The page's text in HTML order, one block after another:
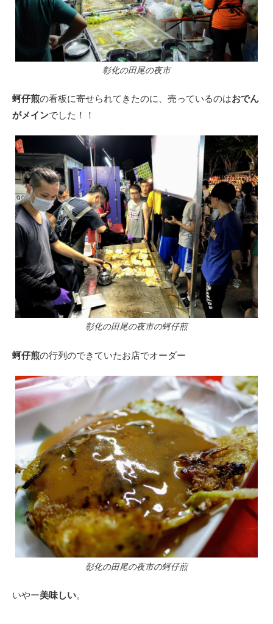
彰化の田尾の夜市
蚵仔煎の看板に寄せられてきたのに、売っているのはおでん
がメインでした！！
彰化の田尾の夜市の蚵仔煎
蚵仔煎の行列のできていたお店でオーダー
彰化の田尾の夜市の蚵仔煎
いやー美味しい。